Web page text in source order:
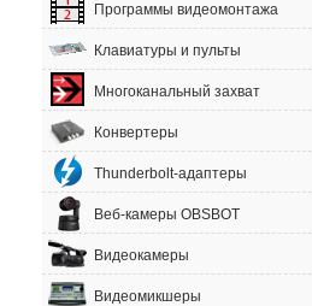
Программы видеомонтажа
Клавиатуры и пульты
Многоканальный захват
Конвертеры
Thunderbolt-адаптеры
Веб-камеры OBSBOT
Видеокамеры
Видеомикшеры